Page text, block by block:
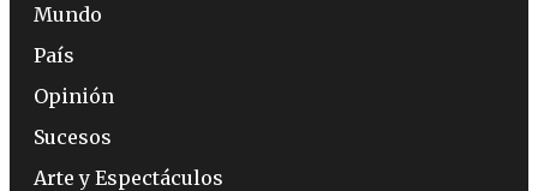
Mundo
País
Opinión
Sucesos
Arte y Espectáculos